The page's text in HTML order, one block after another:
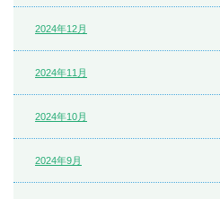
2024年12月
2024年11月
2024年10月
2024年9月